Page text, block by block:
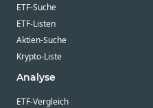
ETF-Suche
ETF-Listen
Aktien-Suche
Krypto-Liste
Analyse
ETF-Vergleich